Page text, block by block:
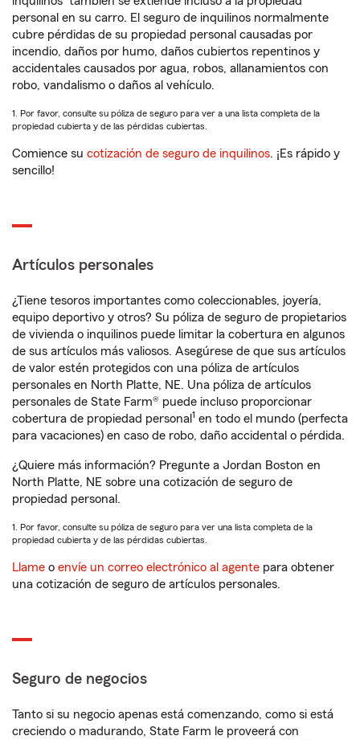
personal en su carro. El seguro de inquilinos normalmente
cubre pérdidas de su propiedad personal causadas por
incendio, daños por humo, daños cubiertos repentinos y
accidentales causados por agua, robos, allanamientos con
robo, vandalismo o daños al vehículo.
1. Por favor, consulte su póliza de seguro para ver a una lista completa de la
propiedad cubierta y de las pérdidas cubiertas.
Comience su cotización de seguro de inquilinos. ¡Es rápido y
sencillo!
Artículos personales
¿Tiene tesoros importantes como coleccionables, joyería,
equipo deportivo y otros? Su póliza de seguro de propietarios
de vivienda o inquilinos puede limitar la cobertura en algunos
de sus artículos más valiosos. Asegúrese de que sus artículos
de valor estén protegidos con una póliza de artículos
personales en North Platte, NE. Una póliza de artículos
personales de State Farm® puede incluso proporcionar
cobertura de propiedad personal 1 en todo el mundo (perfecta
para vacaciones) en caso de robo, daño accidental o pérdida.
¿Quiere más información? Pregunte a Jordan Boston en
North Platte, NE sobre una cotización de seguro de
propiedad personal.
1. Por favor, consulte su póliza de seguro para ver una lista completa de la
propiedad cubierta y de las pérdidas cubiertas.
Llame o envíe un correo electrónico al agente para obtener
una cotización de seguro de artículos personales.
Seguro de negocios
Tanto si su negocio apenas está comenzando, como si está
creciendo o madurando, State Farm le proveerá con